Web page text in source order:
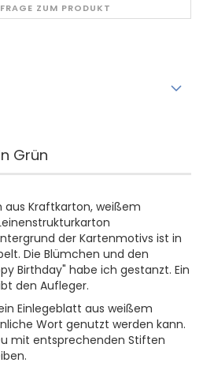
FRAGE ZUM PRODUKT
Grün
aus Kraftkarton, weißem
der Kartenmotivs ist in
Die Blümchen und den
Birthday" habe ich gestanzt. Ein
den Aufleger.
Einlegeblatt aus weißem
Wort genutzt werden kann.
mit entsprechenden Stiften